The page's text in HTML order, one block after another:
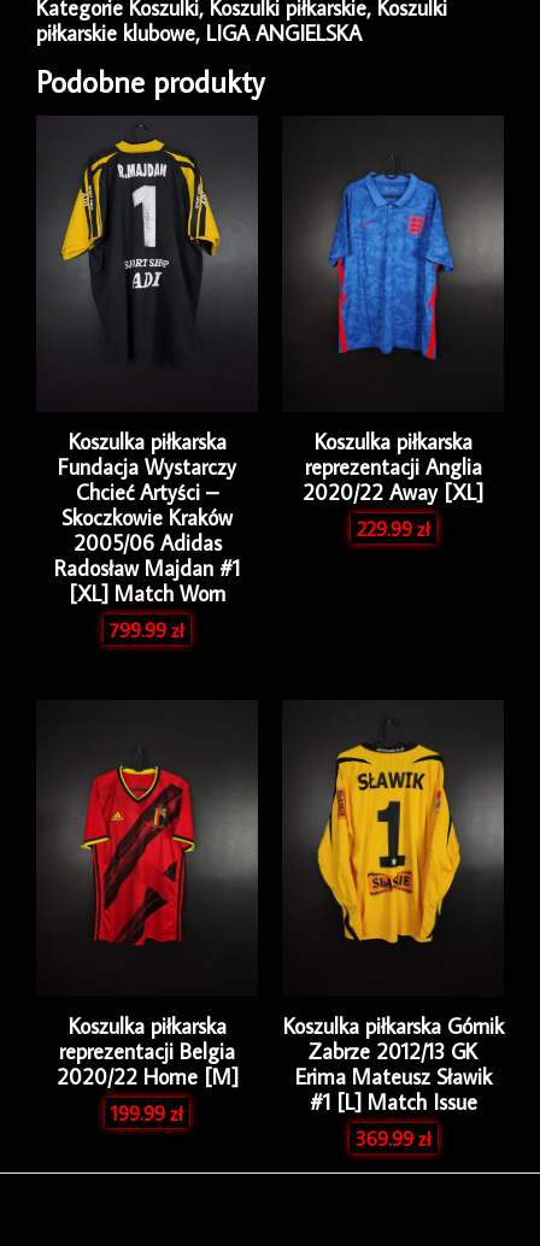
1998/99
Away
Adidas
[XL]
Kategorie Koszulki, Koszulki piłkarskie, Koszulki
piłkarskie klubowe, LIGA ANGIELSKA
Podobne produkty
Koszulka piłkarska
Fundacja Wystarczy
Chcieć Artyści –
Skoczkowie Kraków
2005/06 Adidas
Radosław Majdan #1
[XL] Match Worn
799.99zł
Koszulka piłkarska
reprezentacji Anglia
2020/22 Away [XL]
229.99zł
Koszulka piłkarska
reprezentacji Belgia
2020/22 Home [M]
199.99zł
Koszulka piłkarska Górnik
Zabrze 2012/13 GK
Erima Mateusz Sławik
#1 [L] Match Issue
369.99zł